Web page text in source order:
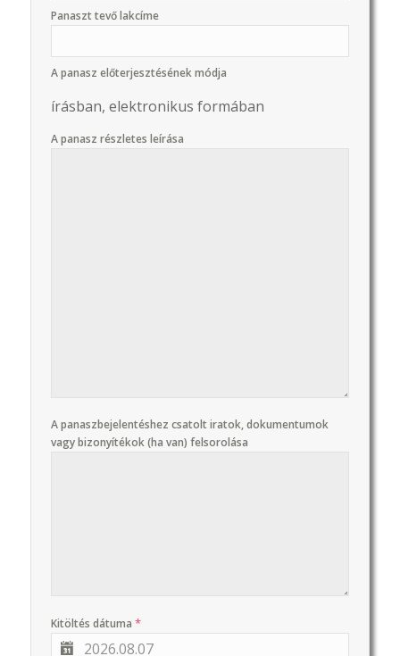
Panaszt tevő lakcíme
A panasz előterjesztésének módja
írásban, elektronikus formában
A panasz részletes leírása
A panaszbejelentéshez csatolt iratok, dokumentumok
vagy bizonyítékok (ha van) felsorolása
Kitöltés dátuma *